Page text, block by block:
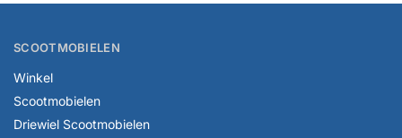
SCOOTMOBIELEN
Winkel
Scootmobielen
Driewiel Scootmobielen